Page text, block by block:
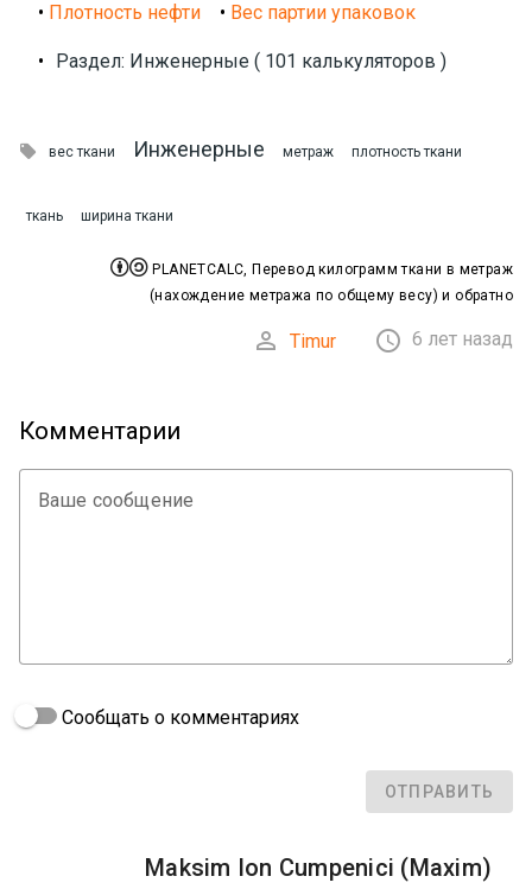
• Плотность нефти • Вес партии упаковок
• Раздел: Инженерные ( 101 калькуляторов )
 вес ткани Инженерные метраж плотность ткани
ткань ширина ткани
 PLANETCALC, Перевод килограмм ткани в метраж
(нахождение метража по общему весу) и обратно
 Timur  6 лет назад
Комментарии
Ваше сообщение
Сообщать о комментариях
ОТПРАВИТЬ
Maksim Ion Cumpenici (Maxim)